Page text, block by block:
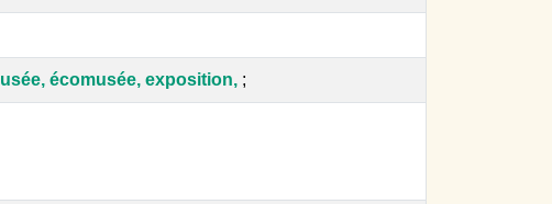
écomusée, exposition, ;